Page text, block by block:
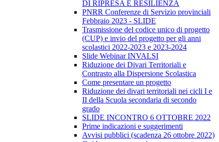
DI RIPRESA E RESILIENZA
PNRR Conferenze di Servizio provinciali
Febbraio 2023 - SLIDE
Trasmissione del codice unico di progetto
(CUP) e invio del progetto per gli anni
scolastici 2022-2023 e 2023-2024
Slide Webinar INVALSI
Riduzione dei Divari Territoriali e
Contrasto alla Dispersione Scolastica
Come presentare un progetto
Riduzione dei divari territoriali nei cicli I e
II della Scuola secondaria di secondo
grado
SLIDE INCONTRO 6 OTTOBRE 2022
Prime indicazioni e suggerimenti
Avvisi pubblici (scadenza 26 ottobre 2022)